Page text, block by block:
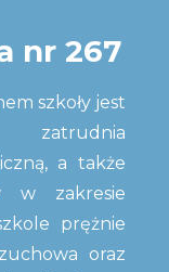
nr 267
szkoły jest
zatrudnia
a także
w zakresie
prężnie
oraz